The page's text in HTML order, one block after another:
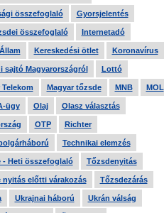
összefoglaló Gyorsjelentés
összefoglaló Internetadó
Kereskedési ötlet Koronavírus
sajtó Magyarországról Lottó
Telekom Magyar tőzsde MNB MOL
ügy Olaj Olasz választás
OTP Richter
Technikai elemzés
- Heti összefoglaló Tőzsdenyitás
nyitás előtti várakozás Tőzsdezárás
Ukrajnai háború Ukrán válság